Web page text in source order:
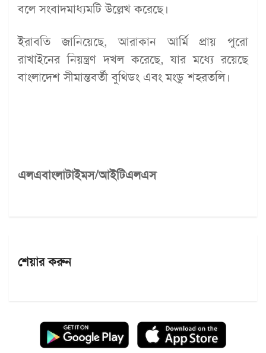
বলে সংবাদমাধ্যমটি উল্লেখ করেছে।
ইরাবতি জানিয়েছে, আরাকান আর্মি প্রায় পুরো
রাখাইনের নিয়ন্ত্রণ দখল করেছে, যার মধ্যে রয়েছে
বাংলাদেশ সীমান্তবর্তী বুথিডং এবং মংডু শহরতলি।
এলএবাংলাটাইমস/আইটিএলএস
শেয়ার করুন